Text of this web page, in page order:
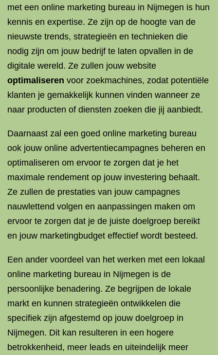
met een online marketing bureau in Nijmegen is hun
kennis en expertise. Ze zijn op de hoogte van de
nieuwste trends, strategieën en technieken die
nodig zijn om jouw bedrijf te laten opvallen in de
digitale wereld. Ze zullen jouw website
optimaliseren voor zoekmachines, zodat potentiële
klanten je gemakkelijk kunnen vinden wanneer ze
naar producten of diensten zoeken die jij aanbiedt.
Daarnaast zal een goed online marketing bureau
ook jouw online advertentiecampagnes beheren en
optimaliseren om ervoor te zorgen dat je het
maximale rendement op jouw investering behaalt.
Ze zullen de prestaties van jouw campagnes
nauwlettend volgen en aanpassingen maken om
ervoor te zorgen dat je de juiste doelgroep bereikt
en jouw marketingbudget effectief wordt besteed.
Een ander voordeel van het werken met een lokaal
online marketing bureau in Nijmegen is de
persoonlijke benadering. Ze begrijpen de lokale
markt en kunnen strategieën ontwikkelen die
specifiek zijn afgestemd op jouw doelgroep in
Nijmegen. Dit kan resulteren in een hogere
betrokkenheid, meer leads en uiteindelijk meer